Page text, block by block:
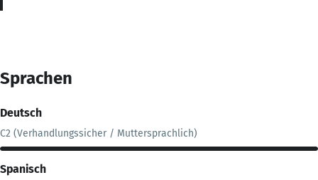
Sprachen
Deutsch
C2 (Verhandlungssicher / Muttersprachlich)
Spanisch